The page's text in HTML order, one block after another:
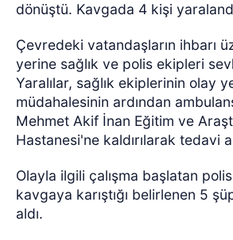
dönüştü. Kavgada 4 kişi
Çevredeki vatandaşların ihbarı
yerine sağlık ve polis ekipleri
Yaralılar, sağlık ekiplerinin olay
müdahalesinin ardından
Mehmet Akif İnan Eğitim ve
Hastanesi'ne kaldırılarak tedavi
Olayla ilgili çalışma başlatan
kavgaya karıştığı belirlenen 5
aldı.